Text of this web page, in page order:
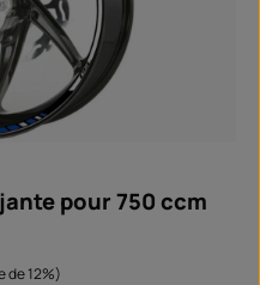
pour 750 ccm
de 12%)